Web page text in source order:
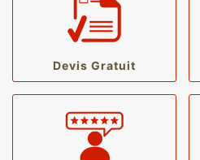
Devis Gratuit